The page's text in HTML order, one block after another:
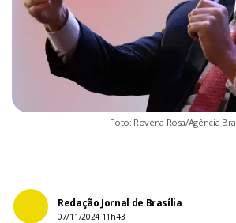
Foto: Rovena Rosa/Agência
Redação Jornal de Brasília
07/11/2024 11h43